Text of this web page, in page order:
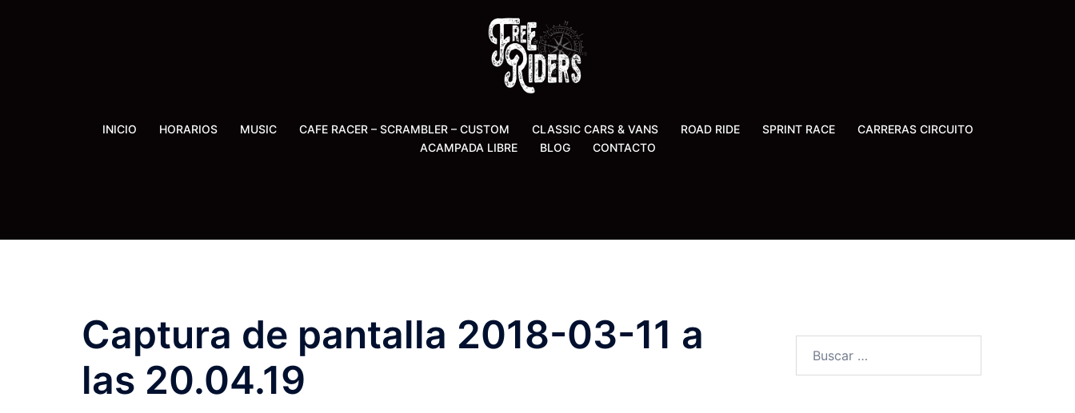
INICIO HORARIOS MUSIC CAFE RACER – SCRAMBLER – CUSTOM CLASSIC CARS & VANS ROAD RIDE SPRINT RACE
CARRERAS CIRCUITO
ACAMPADA LIBRE
BLOG CONTACTO
Captura de pantalla 2018-03-11 a
las 20.04.19